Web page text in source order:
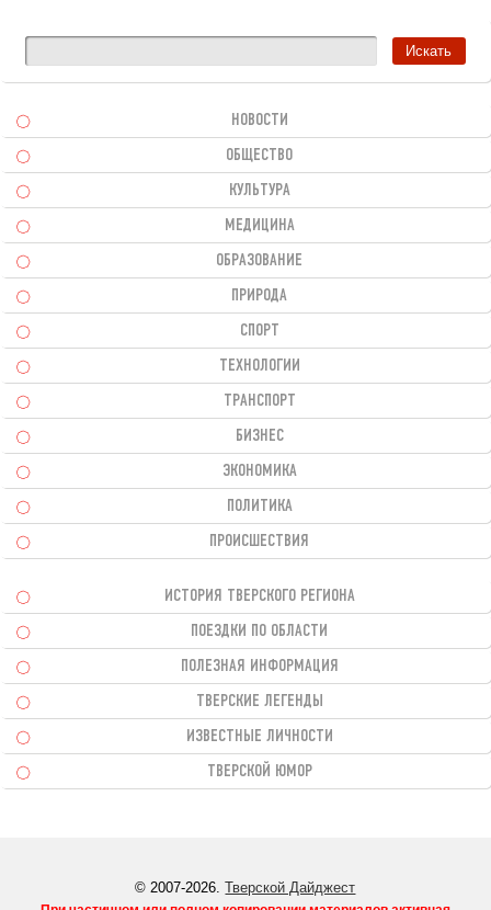
НОВОСТИ
ОБЩЕСТВО
КУЛЬТУРА
МЕДИЦИНА
ОБРАЗОВАНИЕ
ПРИРОДА
СПОРТ
ТЕХНОЛОГИИ
ТРАНСПОРТ
БИЗНЕС
ЭКОНОМИКА
ПОЛИТИКА
ПРОИСШЕСТВИЯ
ИСТОРИЯ ТВЕРСКОГО РЕГИОНА
ПОЕЗДКИ ПО ОБЛАСТИ
ПОЛЕЗНАЯ ИНФОРМАЦИЯ
ТВЕРСКИЕ ЛЕГЕНДЫ
ИЗВЕСТНЫЕ ЛИЧНОСТИ
ТВЕРСКОЙ ЮМОР
© 2007-2026.Тверской Дайджест